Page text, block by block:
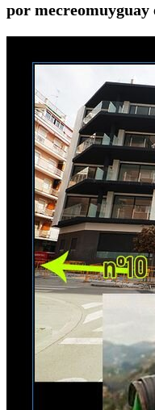
por mecreomuyguay